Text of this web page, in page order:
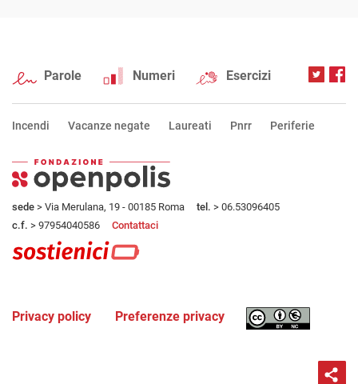
Parole Numeri Esercizi
Incendi Vacanze negate Laureati Pnrr Periferie
sede > Via Merulana, 19 - 00185 Roma tel. > 06.53096405
c.f. > 97954040586 Contattaci
Privacy policy Preferenze privacy